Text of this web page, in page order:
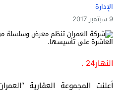
الإدارة
9 سبتمبر 2017
النهار24 .
أعلنت المجموعة العقارية